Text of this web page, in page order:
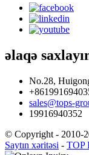
əlaqə
No.28,
sales@tops-
19916940352
© Copyright - 2010-
Saytın xəritəsi - TOP